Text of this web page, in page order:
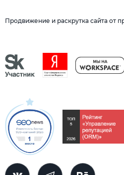
Продвижение и раскрутка сайта от